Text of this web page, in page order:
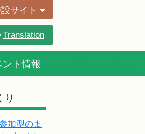
サイト
Translation
ント情報
り
加型のま